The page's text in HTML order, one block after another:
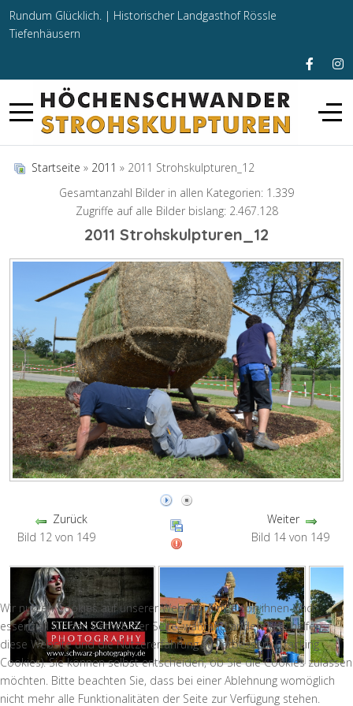
Rundum Glücklich. | Historischer Landgasthof Rössle
Tiefenhäusern
Startseite » 2011 » 2011 Strohskulpturen_12
Gesamtanzahl Bilder in allen Kategorien: 1.339
Zugriffe auf alle Bilder bislang: 2.467.128
2011 Strohskulpturen_12
Zurück
Bild 12 von 149
Weiter
Bild 14 von 149
Wir nutzen Cookies auf unserer Website. Einige von ihnen sind
essenziell für den Betrieb der Seite, während andere uns helfen,
diese Website und die Nutzererfahrung zu verbessern (Tracking
Cookies). Sie können selbst entscheiden, ob Sie die Cookies zulassen
möchten. Bitte beachten Sie, dass bei einer Ablehnung womöglich
nicht mehr alle Funktionalitäten der Seite zur Verfügung stehen.